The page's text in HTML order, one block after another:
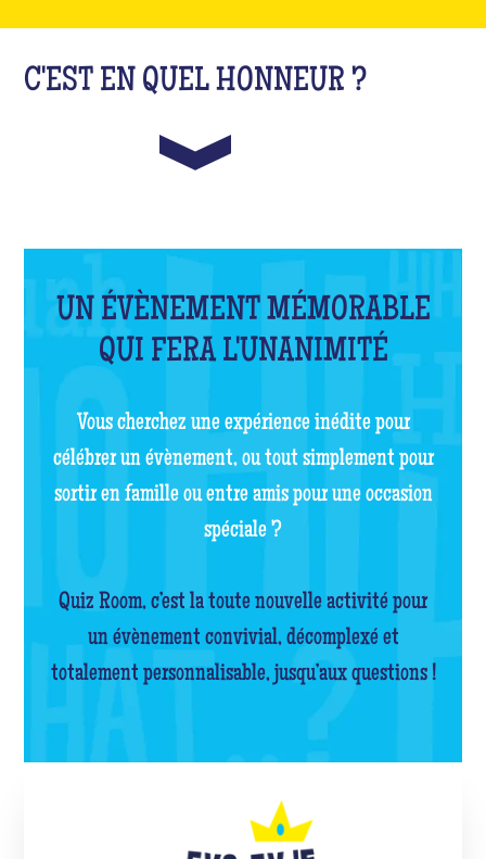
C'EST EN QUEL HONNEUR ?
UN ÉVÈNEMENT MÉMORABLE
QUI FERA L'UNANIMITÉ
Vous cherchez une expérience inédite pour
célébrer un évènement, ou tout simplement pour
sortir en famille ou entre amis pour une occasion
spéciale ?
Quiz Room, c’est la toute nouvelle activité pour
un évènement convivial, décomplexé et
totalement personnalisable, jusqu’aux questions !